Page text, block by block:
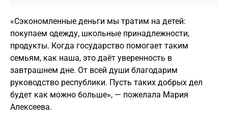
«Сэкономленные деньги мы тратим на детей:
покупаем одежду, школьные принадлежности,
продукты. Когда государство помогает таким
семьям, как наша, это даёт уверенность в
завтрашнем дне. От всей души благодарим
руководство республики. Пусть таких добрых дел
будет как можно больше», — пожелала Мария
Алексеева.